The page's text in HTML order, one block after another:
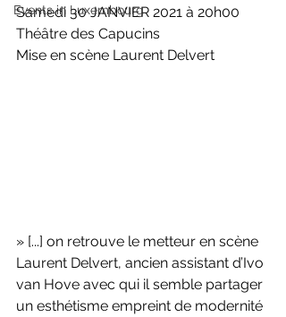
Events in Luxembourg
Samedi 30 JANVIER 2021 à 20h00
Théâtre des Capucins
Mise en scène Laurent Delvert
» [...] on retrouve le metteur en scène
Laurent Delvert, ancien assistant d’Ivo
van Hove avec qui il semble partager
un esthétisme empreint de modernité